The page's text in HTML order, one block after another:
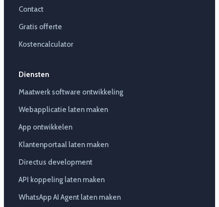
Contact
Gratis offerte
Kostencalculator
Diensten
Maatwerk software ontwikkeling
Webapplicatie laten maken
App ontwikkelen
Klantenportaal laten maken
Directus development
API koppeling laten maken
WhatsApp AI Agent laten maken